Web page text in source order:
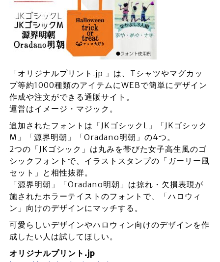
「オリジナルプリント.jp 」は、Tシャツやマグカッ
プ等約1000種類のアイテムにWEBで簡単にデザイン
作成や注文ができる通販サイト。
運営はイメージ・マジック。
追加されたフォントは「JKゴシックL」「JKゴシック
M」「源界明朝」「Oradano明朝」の4つ。
2つの「JKゴシック」は丸みを帯びた女子高生風のゴ
シックフォントで、イラストスタンプの「ガーリー風
セット」と相性抜群。
「源界明朝」「Oradano明朝」は掠れ・欠損表現が
施されたホラーテイストのフォントで、「ハロウィ
ン」向けのデザインにマッチする。
可愛らしいデザインやハロウィン向けのデザインを作
成したい人は試してほしい。
オリジナルプリント.jp